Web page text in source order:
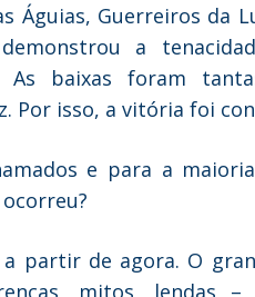
Águias, Guerreiros da
a
As baixas foram
Por isso, a vitória foi
e para a
partir de agora. O
mitos, lendas